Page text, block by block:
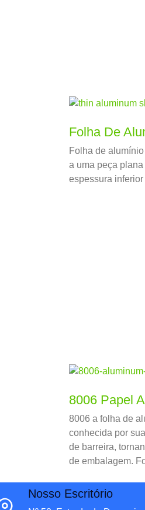
Folha De
Folha de
a uma peça
espessura
8006 Papel
8006 a folha de
conhecida por
de barreira,
de embalagem.
preservar a
Nosso Escritório